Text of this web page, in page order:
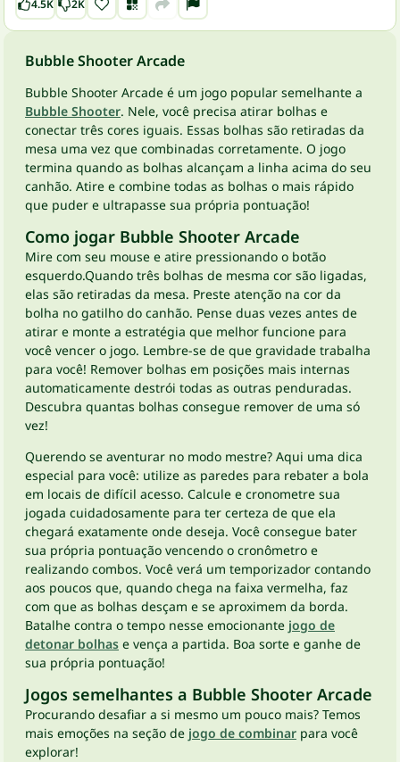
4.5K 2K
Bubble Shooter Arcade
Bubble Shooter Arcade é um jogo popular semelhante a
Bubble Shooter. Nele, você precisa atirar bolhas e
conectar três cores iguais. Essas bolhas são retiradas da
mesa uma vez que combinadas corretamente. O jogo
termina quando as bolhas alcançam a linha acima do seu
canhão. Atire e combine todas as bolhas o mais rápido
que puder e ultrapasse sua própria pontuação!
Como jogar Bubble Shooter Arcade
Mire com seu mouse e atire pressionando o botão
esquerdo.Quando três bolhas de mesma cor são ligadas,
elas são retiradas da mesa. Preste atenção na cor da
bolha no gatilho do canhão. Pense duas vezes antes de
atirar e monte a estratégia que melhor funcione para
você vencer o jogo. Lembre-se de que gravidade trabalha
para você! Remover bolhas em posições mais internas
automaticamente destrói todas as outras penduradas.
Descubra quantas bolhas consegue remover de uma só
vez!
Querendo se aventurar no modo mestre? Aqui uma dica
especial para você: utilize as paredes para rebater a bola
em locais de difícil acesso. Calcule e cronometre sua
jogada cuidadosamente para ter certeza de que ela
chegará exatamente onde deseja. Você consegue bater
sua própria pontuação vencendo o cronômetro e
realizando combos. Você verá um temporizador contando
aos poucos que, quando chega na faixa vermelha, faz
com que as bolhas desçam e se aproximem da borda.
Batalhe contra o tempo nesse emocionante jogo de
detonar bolhas e vença a partida. Boa sorte e ganhe de
sua própria pontuação!
Jogos semelhantes a Bubble Shooter Arcade
Procurando desafiar a si mesmo um pouco mais? Temos
mais emoções na seção de jogo de combinar para você
explorar!